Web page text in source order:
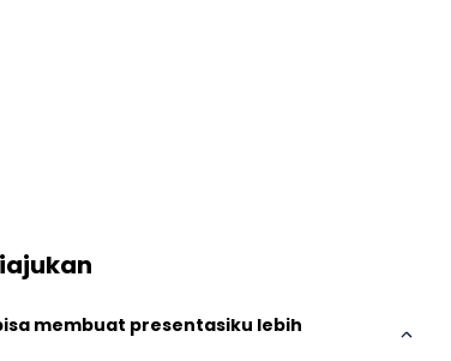
membuat presentasiku lebih